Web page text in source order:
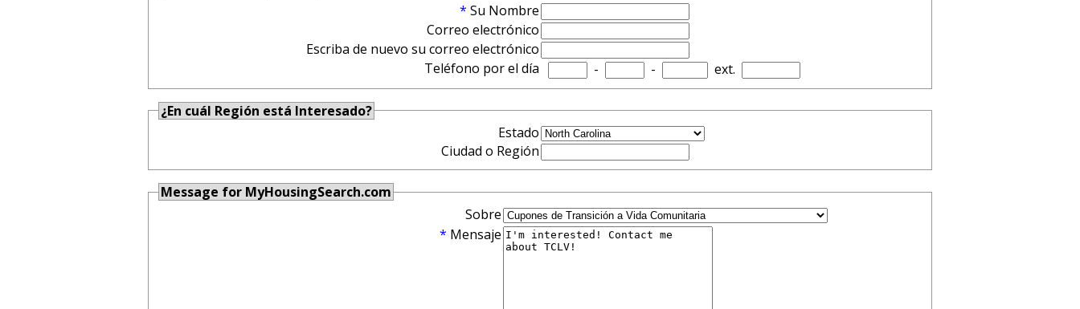
* Su Nombre
Correo electrónico
Escriba de nuevo su correo electrónico
Teléfono por el día
- - ext.
¿En cuál Región está Interesado?
Estado
Ciudad o Región
Message for MyHousingSearch.com
Sobre
* Mensaje